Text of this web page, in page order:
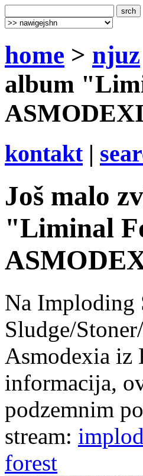
home > njuz
album
kontakt|
Još malo
"Liminal
Na Imploding
Sludge/
Asmodexia iz
informacija,
podzemnim
stream:
forest